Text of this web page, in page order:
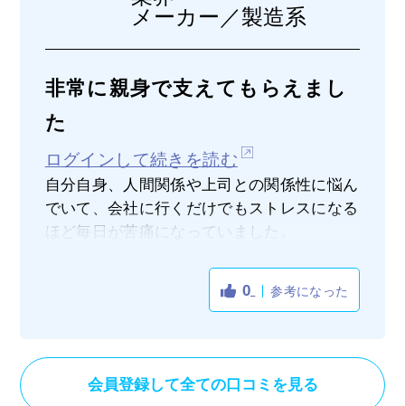
メーカー／製造系
非常に親身で支えてもらえまし
た
ログインして続きを読む
自分自身、人間関係や上司との関係性に悩ん
でいて、会社に行くだけでもストレスになる
ほど毎日が苦痛になっていました。
的に支えてもらえるような親身な対応だった
接してもらえたことで大変楽な気持ちになれ
ました。
0 参考になった
会員登録して全ての口コミを見る